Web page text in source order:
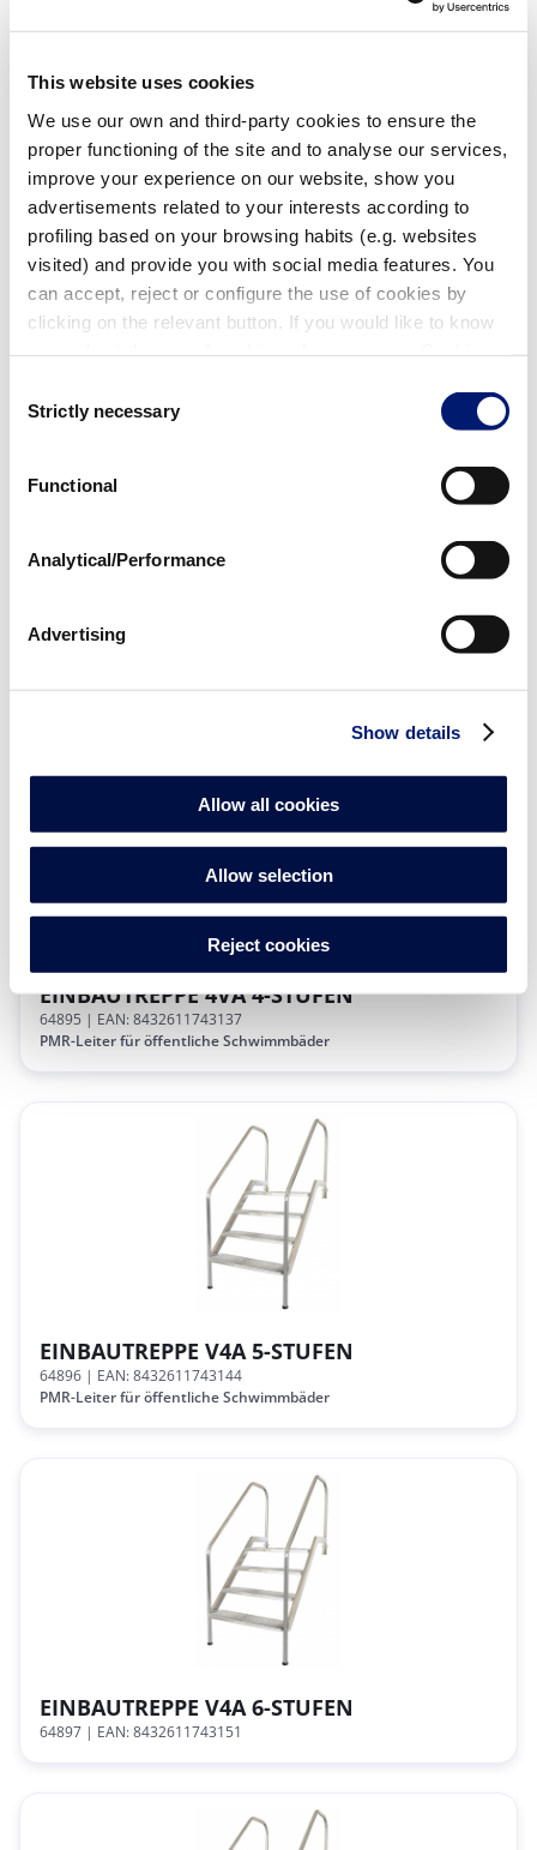
This website uses cookies
We use our own and third-party cookies to ensure the
proper functioning of the site and to analyse our services,
improve your experience on our website, show you
advertisements related to your interests according to
profiling based on your browsing habits (e.g. websites
visited) and provide you with social media features. You
can accept, reject or configure the use of cookies by
clicking on the relevant button. If you would like to know
Selection
Strictly necessary
Functional
Analytical/Performance
Advertising
Show details
Allow all cookies
Allow selection
Reject cookies
Unterer Teil der Treppe 3 bis 4 Stufen
08092 | EAN: 8420382501582
Geteilte Leiter – untere Hälfte
EINBAUTREPPE V4A 3-STUFEN
EINBAUTREPPE 4VA 4-STUFEN
64895 | EAN: 8432611743137
PMR-Leiter für öffentliche Schwimmbäder
EINBAUTREPPE V4A 5-STUFEN
64896 | EAN: 8432611743144
PMR-Leiter für öffentliche Schwimmbäder
EINBAUTREPPE V4A 6-STUFEN
64897 | EAN: 8432611743151